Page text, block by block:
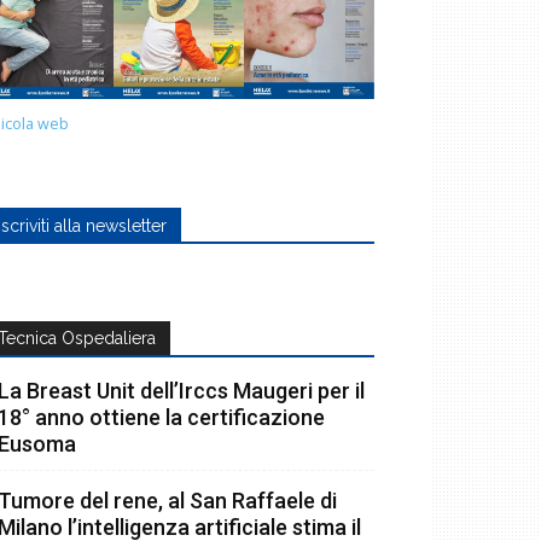
web
alla newsletter
Ospedaliera
Breast Unit dell’Irccs Maugeri per il
anno ottiene la certificazione
del rene, al San Raffaele di
l’intelligenza artificiale stima il